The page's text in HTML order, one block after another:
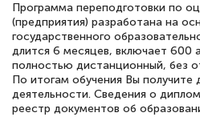
Елена Кравченко
Знаток города 5
18 марта 2026
Программа переподготовки по
(предприятия) разработана на
государственного
длится 6 месяцев, включает 600
полностью дистанционный, без
По итогам обучения Вы получите
деятельности. Сведения о
реестр документов об